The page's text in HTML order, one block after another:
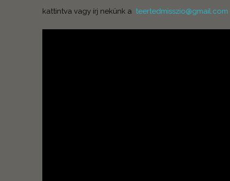
kattintva vagy írj nekünk a teertedmisszio@gmail.com